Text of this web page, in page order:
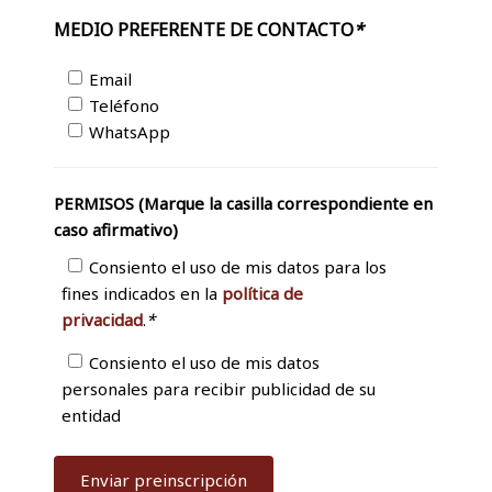
MEDIO PREFERENTE DE CONTACTO*
Email
Teléfono
WhatsApp
PERMISOS (Marque la casilla correspondiente en
caso afirmativo)
Consiento el uso de mis datos para los
fines indicados en la política de
privacidad.*
Consiento el uso de mis datos
personales para recibir publicidad de su
entidad